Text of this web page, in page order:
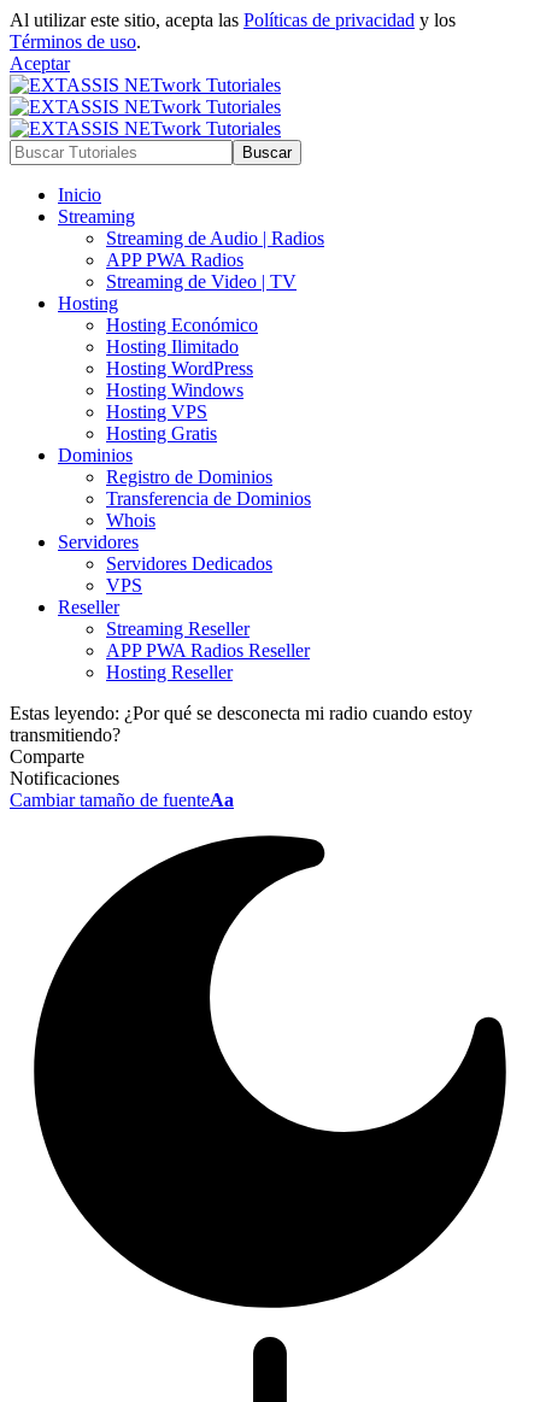
Al utilizar este sitio, acepta las Políticas de privacidad y los
Términos de uso.
Aceptar
Inicio
Streaming
Streaming de Audio | Radios
APP PWA Radios
Streaming de Video | TV
Hosting
Hosting Económico
Hosting Ilimitado
Hosting WordPress
Hosting Windows
Hosting VPS
Hosting Gratis
Dominios
Registro de Dominios
Transferencia de Dominios
Whois
Servidores
Servidores Dedicados
VPS
Reseller
Streaming Reseller
APP PWA Radios Reseller
Hosting Reseller
Estas leyendo: ¿Por qué se desconecta mi radio cuando estoy
transmitiendo?
Comparte
Notificaciones
Cambiar tamaño de fuenteAa